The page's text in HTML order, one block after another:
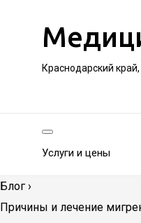
Краснодарский
Услуги и цены
Блог ›
Причины и лечение